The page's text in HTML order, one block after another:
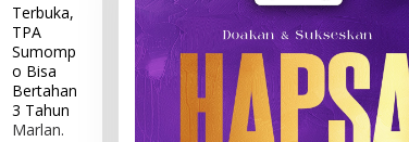
Terbuka,
TPA
Sumomp
o Bisa
Bertahan
3 Tahun
Marlan.